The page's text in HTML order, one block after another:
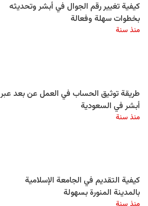
كيفية تغيير رقم الجوال في أبشر وتحديثه
بخطوات سهلة وفعالة
منذ سنة
طريقة توثيق الحساب في العمل عن بعد عبر
أبشر في السعودية
منذ سنة
كيفية التقديم في الجامعة الإسلامية
بالمدينة المنورة بسهولة